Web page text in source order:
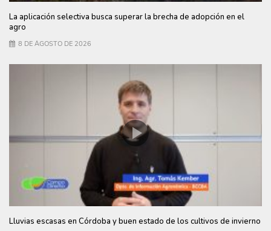
La aplicación selectiva busca superar la brecha de adopción en el
agro
8 DE AGOSTO DE 2026
Lluvias escasas en Córdoba y buen estado de los cultivos de invierno